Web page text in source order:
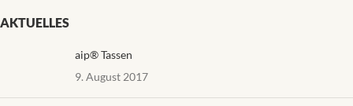
AKTUELLES
aip® Tassen
9. August 2017